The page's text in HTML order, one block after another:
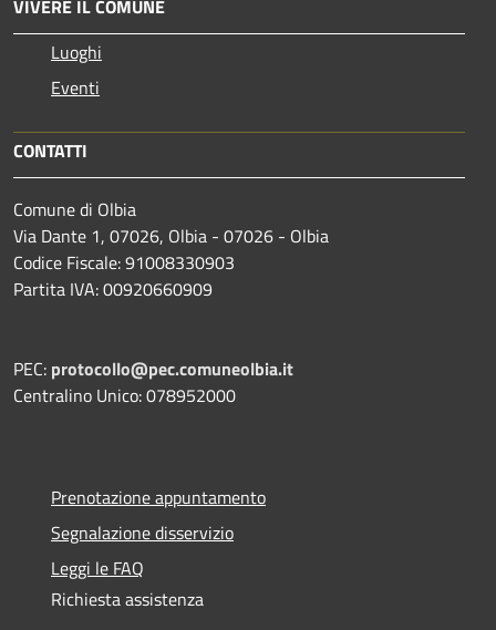
VIVERE IL COMUNE
Luoghi
Eventi
CONTATTI
Comune di Olbia
Via Dante 1, 07026, Olbia - 07026 - Olbia
Codice Fiscale: 91008330903
Partita IVA: 00920660909
PEC: protocollo@pec.comuneolbia.it
Centralino Unico: 078952000
Prenotazione appuntamento
Segnalazione disservizio
Leggi le FAQ
Richiesta assistenza